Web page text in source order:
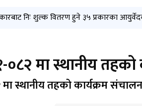
लागि स्वर्ण बिन्दु प्राशन कार्यक्रम सञ्चालन
निः शुल्क वितरण हुने ३५ प्रकारका
सेवा केन्द्र स्थापना तथा सञ्चालन सम्बन्धमा
सञ्चालन गरिने सशर्त अनदुानको
सञ्चालन गरिने सशर्त अनदुानको मार्गदर्शन
मा स्थानीय तहको
स्थानीय तहको कार्यक्रम संचालन